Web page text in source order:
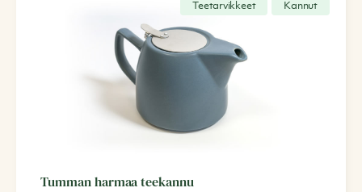
Teetarvikkeet Kannut
Tumman harmaa teekannu